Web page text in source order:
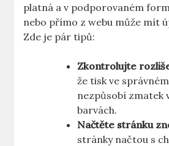
platná a v podporovaném
nebo přímo z webu může mít
Zde je pár tipů:
Zkontrolujte
že tisk ve
nezpůsobí zmatek
barvách.
Načtěte stránku
stránky načtou s